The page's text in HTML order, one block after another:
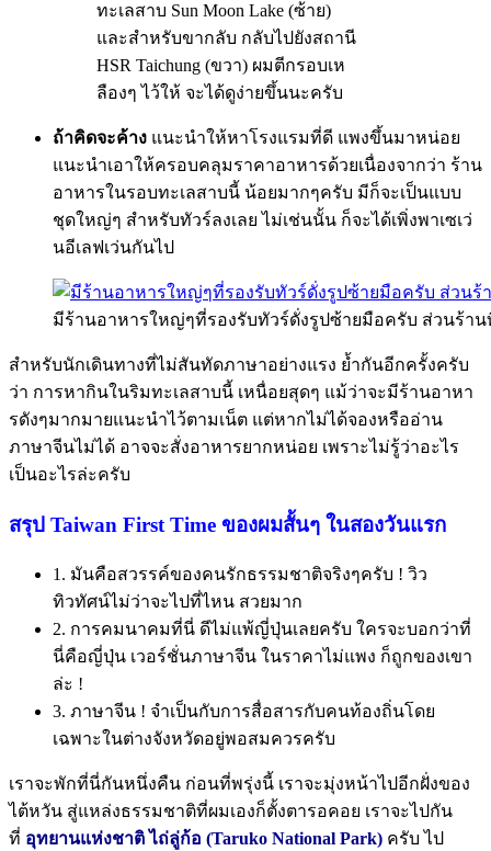
ทะเลสาบ Sun Moon Lake (ซ้าย)
และสำหรับขากลับ กลับไปยังสถานี
HSR Taichung (ขวา) ผมตีกรอบเห
ลืองๆ ไว้ให้ จะได้ดูง่ายขึ้นนะครับ
ถ้าคิดจะค้าง แนะนำให้หาโรงแรมที่ดี แพงขึ้นมาหน่อย
แนะนำเอาให้ครอบคลุมราคาอาหารด้วยเนื่องจากว่า ร้าน
อาหารในรอบทะเลสาบนี้ น้อยมากๆครับ มีก็จะเป็นแบบ
ชุดใหญ่ๆ สำหรับทัวร์ลงเลย ไม่เช่นนั้น ก็จะได้เพิ่งพาเซเว่
นอีเลฟเว่นกันไป
มีร้านอาหารใหญ่ๆที่รองรับทัวร์ดั่งรูปซ้ายมือครับ ส่วนร้าน
สำหรับนักเดินทางที่ไม่สันทัดภาษาอย่างแรง ย้ำกันอีกครั้งครับ
ว่า การหากินในริมทะเลสาบนี้ เหนื่อยสุดๆ แม้ว่าจะมีร้านอาหา
รดังๆมากมายแนะนำไว้ตามเน็ต แต่หากไม่ได้จองหรืออ่าน
ภาษาจีนไม่ได้ อาจจะสั่งอาหารยากหน่อย เพราะไม่รู้ว่าอะไร
เป็นอะไรล่ะครับ
สรุป Taiwan First Time ของผมสั้นๆ ในสองวันแรก
1. มันคือสวรรค์ของคนรักธรรมชาติจริงๆครับ ! วิว
ทิวทัศน์ไม่ว่าจะไปที่ไหน สวยมาก
2. การคมนาคมที่นี่ ดีไม่แพ้ญี่ปุ่นเลยครับ ใครจะบอกว่าที่
นี่คือญี่ปุ่น เวอร์ชั่นภาษาจีน ในราคาไม่แพง ก็ถูกของเขา
ล่ะ !
3. ภาษาจีน ! จำเป็นกับการสื่อสารกับคนท้องถิ่นโดย
เฉพาะในต่างจังหวัดอยู่พอสมควรครับ
เราจะพักที่นี่กันหนึ่งคืน ก่อนที่พรุ่งนี้ เราจะมุ่งหน้าไปอีกฝั่งของ
ไต้หวัน สู่แหล่งธรรมชาติที่ผมเองก็ตั้งตารอคอย เราจะไปกัน
ที่ อุทยานแห่งชาติ ไถ่ลู่ก้อ (Taruko National Park) ครับ ไป